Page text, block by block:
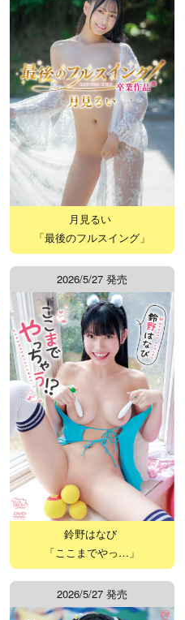
月見るい
「最後のフルスイング」
2026/5/27 発売
鈴野はなび
「ここまでやっ…」
2026/5/27 発売